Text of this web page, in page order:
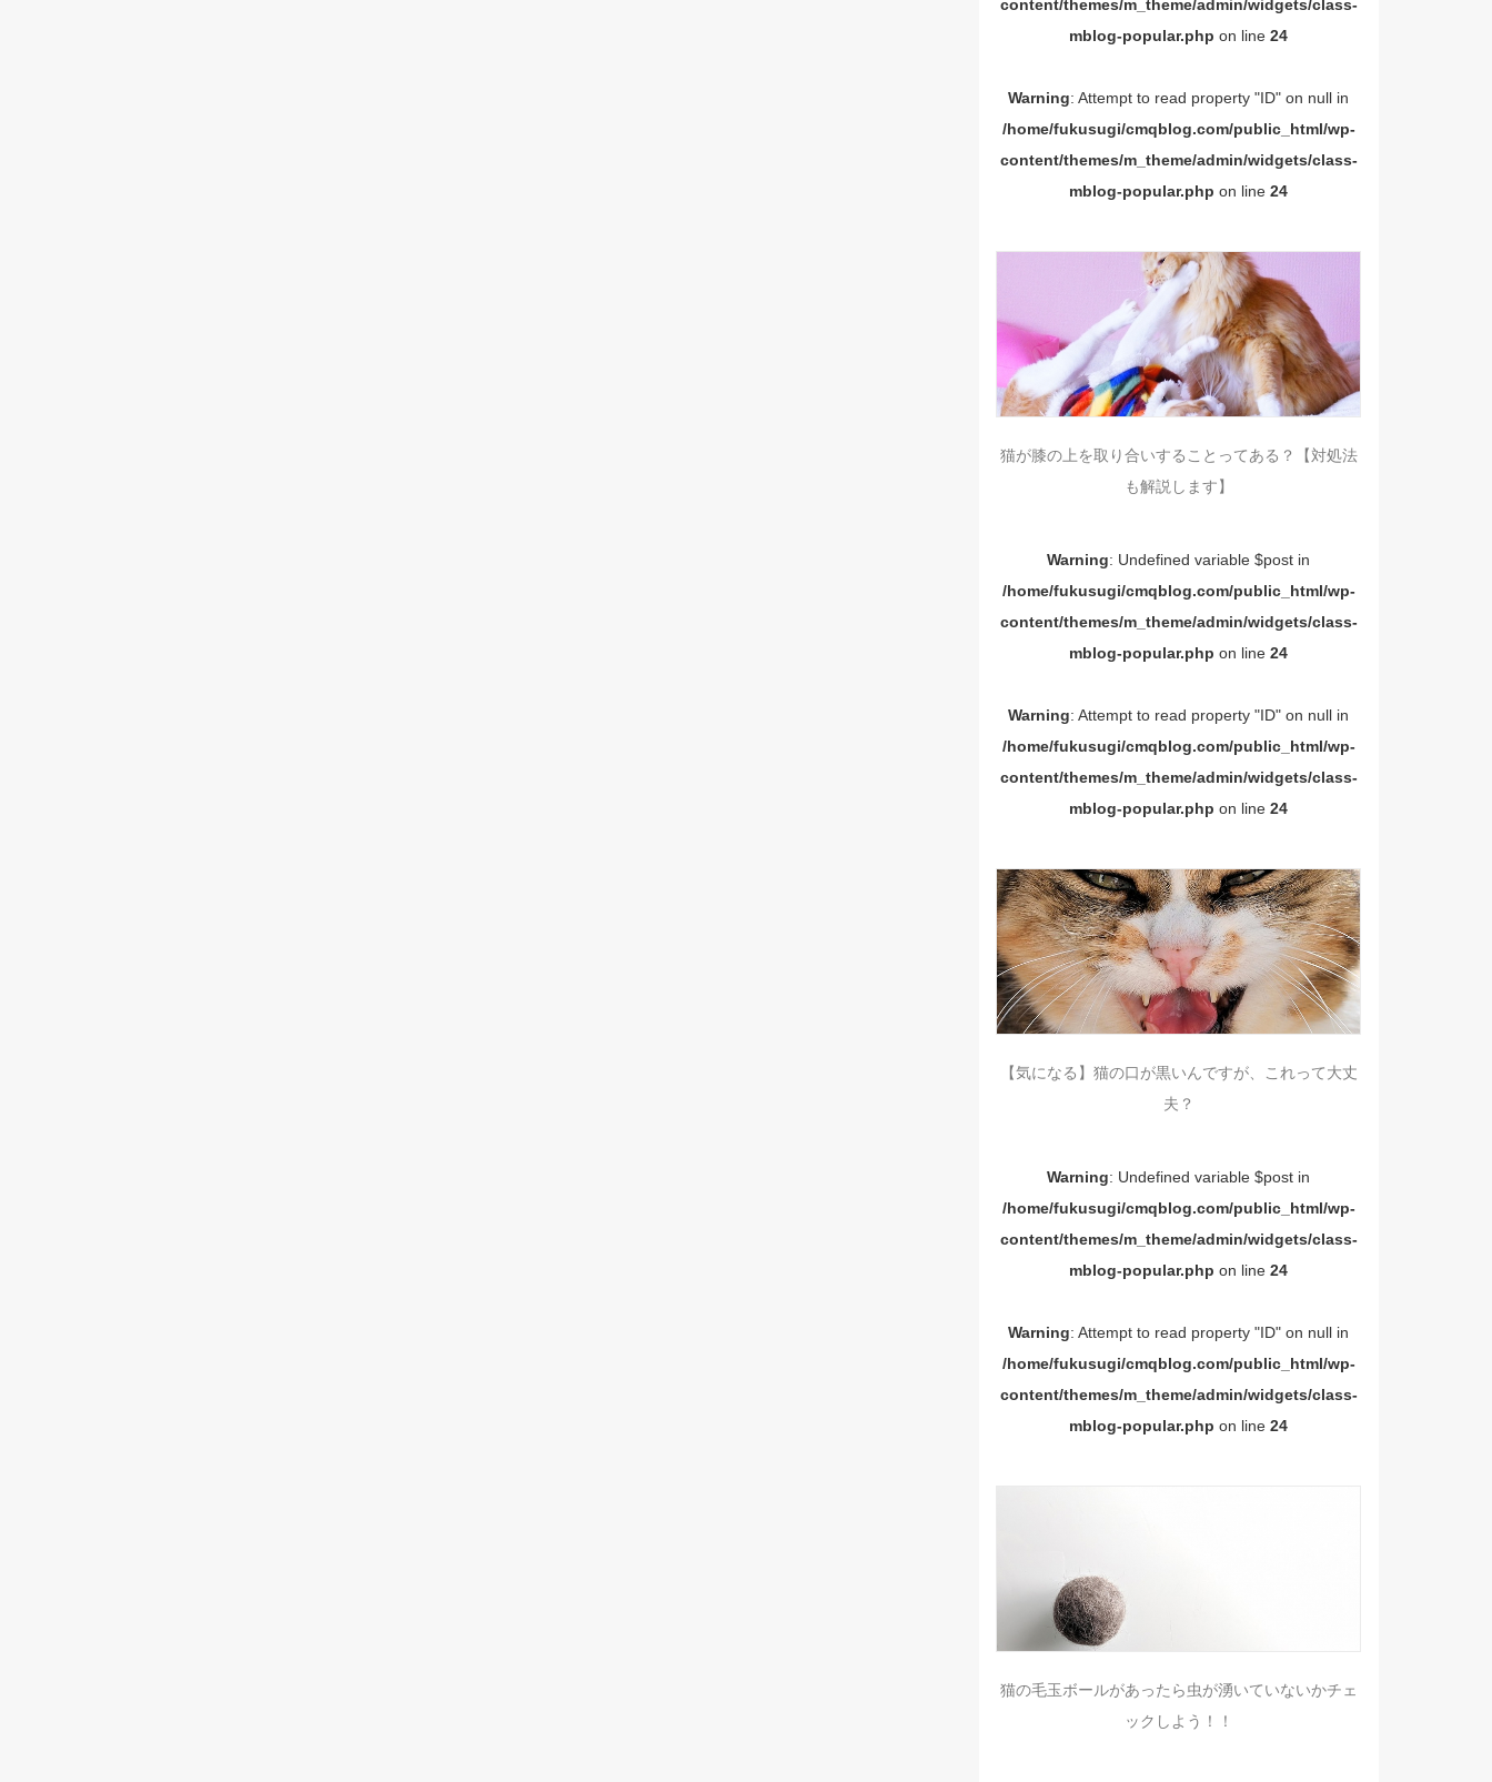
content/themes/m_theme/admin/widgets/class-
mblog-popular.php on line24
Warning: Attempt to read property "ID" on null in
/home/fukusugi/cmqblog.com/public_html/wp-
content/themes/m_theme/admin/widgets/class-
mblog-popular.php on line24
猫が膝の上を取り合いすることってある？【対処法
も解説します】
Warning: Undefined variable $post in
/home/fukusugi/cmqblog.com/public_html/wp-
content/themes/m_theme/admin/widgets/class-
mblog-popular.php on line24
Warning: Attempt to read property "ID" on null in
/home/fukusugi/cmqblog.com/public_html/wp-
content/themes/m_theme/admin/widgets/class-
mblog-popular.php on line24
【気になる】猫の口が黒いんですが、これって大丈
夫？
Warning: Undefined variable $post in
/home/fukusugi/cmqblog.com/public_html/wp-
content/themes/m_theme/admin/widgets/class-
mblog-popular.php on line24
Warning: Attempt to read property "ID" on null in
/home/fukusugi/cmqblog.com/public_html/wp-
content/themes/m_theme/admin/widgets/class-
mblog-popular.php on line24
猫の毛玉ボールがあったら虫が湧いていないかチェ
ックしよう！！